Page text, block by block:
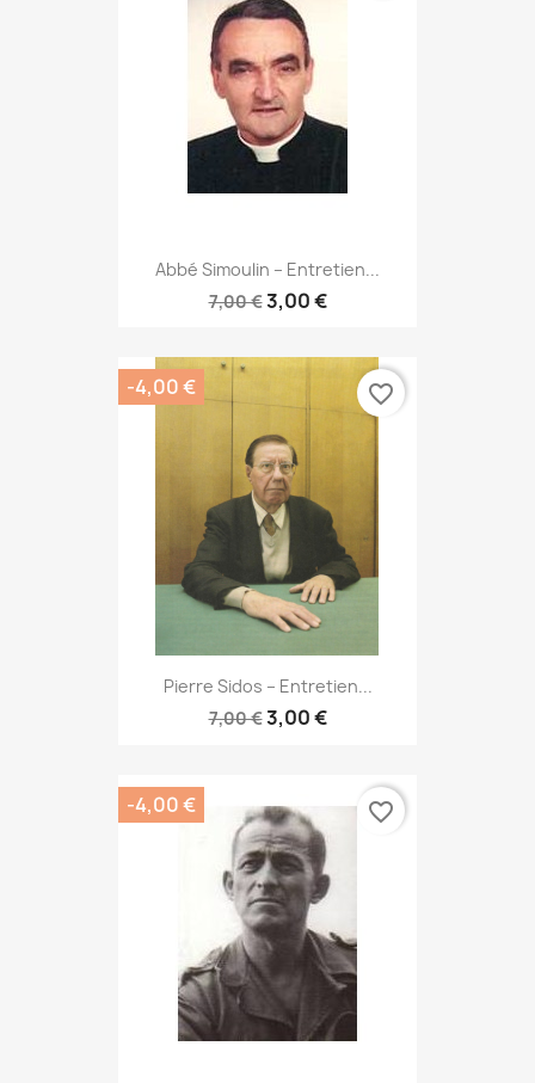
Abbé Simoulin – Entretien...
7,00 €3,00 €
Pierre Sidos – Entretien...
7,00 €3,00 €
-4,00 € favorite_border
-4,00 € favorite_border